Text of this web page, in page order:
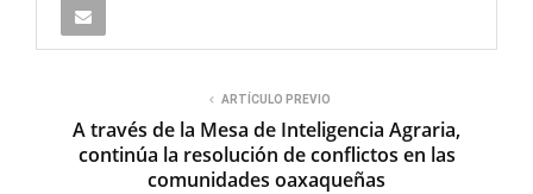
ARTÍCULO PREVIO
A través de la Mesa de Inteligencia Agraria,
continúa la resolución de conflictos en las
comunidades oaxaqueñas